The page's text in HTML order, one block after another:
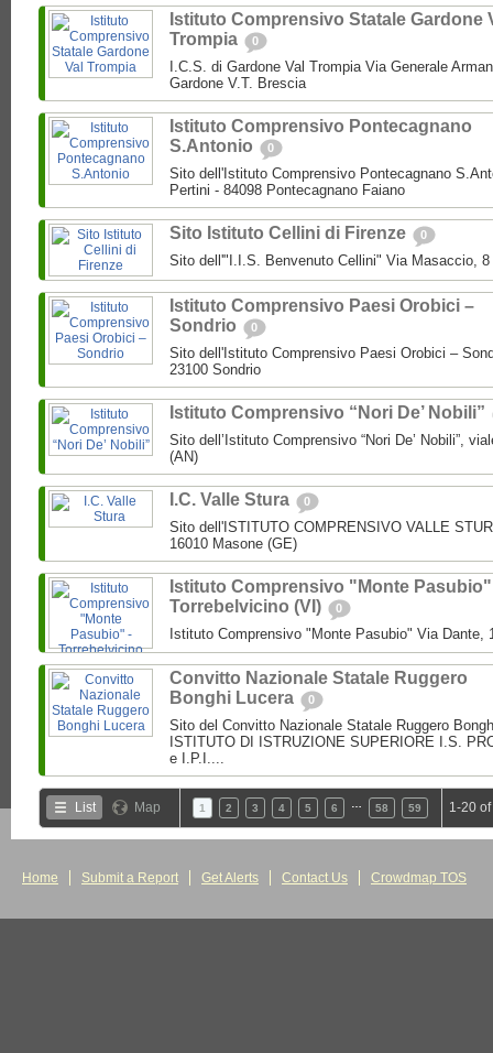
Istituto Comprensivo Statale Gardone
Trompia
0
I.C.S. di Gardone Val Trompia Via Generale
Gardone V.T. Brescia
Istituto Comprensivo Pontecagnano
S.Antonio
0
Sito dell'Istituto Comprensivo Pontecagnano
Pertini - 84098 Pontecagnano Faiano
Sito Istituto Cellini di Firenze 0
Sito dell'"I.I.S. Benvenuto Cellini" Via Masaccio, 8
Istituto Comprensivo Paesi Orobici –
Sondrio
0
Sito dell'Istituto Comprensivo Paesi Orobici –
23100 Sondrio
Istituto Comprensivo “Nori De’ Nobili”
Sito dell’Istituto Comprensivo “Nori De’ Nobili”,
(AN)
I.C. Valle Stura 0
Sito dell'ISTITUTO COMPRENSIVO VALLE
16010 Masone (GE)
Istituto Comprensivo "Monte
Torrebelvicino (VI)
0
Istituto Comprensivo "Monte Pasubio" Via Dante,
Convitto Nazionale Statale Ruggero
Bonghi Lucera
0
Sito del Convitto Nazionale Statale Ruggero
ISTITUTO DI ISTRUZIONE SUPERIORE I.S.
e I.P.I....
List Map 1 2 3 4 5 6 58 59 1-20
Home Submit a Report Get Alerts Contact Us Crowdmap TOS